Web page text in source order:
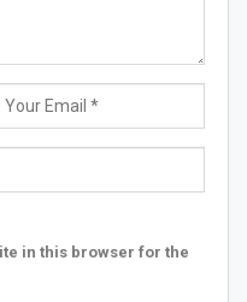
in this browser for the